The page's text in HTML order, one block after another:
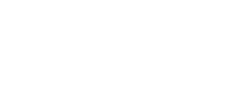
i stedet for å
kan du spare
mulig for dere.